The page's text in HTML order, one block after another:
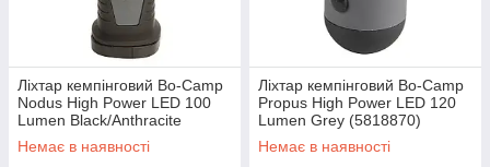
Ліхтар кемпінговий Bo-Camp
Nodus High Power LED 100
Lumen Black/Anthracite
(5818890)
Немає в наявності
Ліхтар кемпінговий Bo-Camp
Propus High Power LED 120
Lumen Grey (5818870)
Немає в наявності